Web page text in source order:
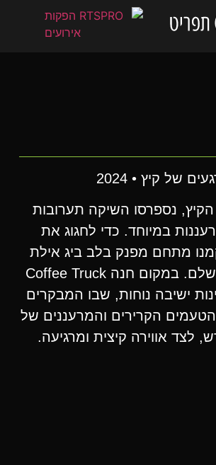
של קיץ • 2024
הקיץ, נספרסו השיקה תערובות
במיוחד. כדי לחגוג את
מתחם מפנק בלב ביג אילת
למשך שבוע שלם. במקום חנה Coffee Truck
ישיבה נוחות, שבו המבקרים
הקרירים והמרעננים של
לצד אווירה קיצית ומרגיעה.